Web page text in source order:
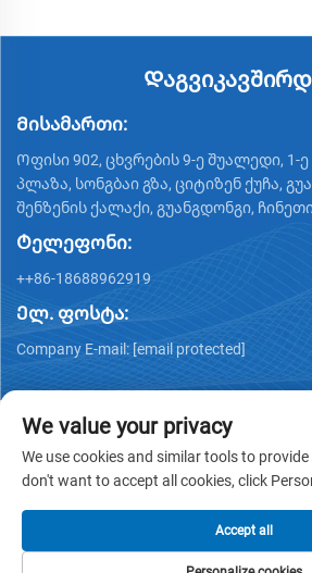
Მისამართი:
Ოფისი 902, ცხვრების 9-ე შუალედი, 1-ე
პლაზა, სონგბაი გზა, ციტიზენ ქუჩა,
შენზენის ქალაქი, გუანგდონგი,
Ტელეფონი:
++86-18688962919
Ელ. ფოსტა:
Company E-mail: [email protected]
Კონფიდენციალურობის პოლიტიკა
We value your privacy
We use cookies and similar tools to
don't want to accept all cookies, click
Accept all